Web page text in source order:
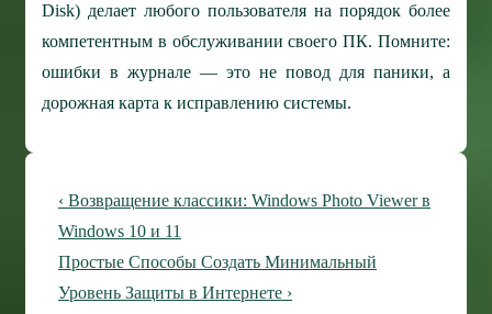
Disk) делает любого пользователя на порядок более
компетентным в обслуживании своего ПК. Помните:
ошибки в журнале — это не повод для паники, а
дорожная карта к исправлению системы.
Навигация
по
записям
Предыдущая
запись
‹ Возвращение классики: Windows Photo Viewer в
Windows 10 и 11
Следующая
запись
Простые Способы Создать Минимальный
Уровень Защиты в Интернете ›